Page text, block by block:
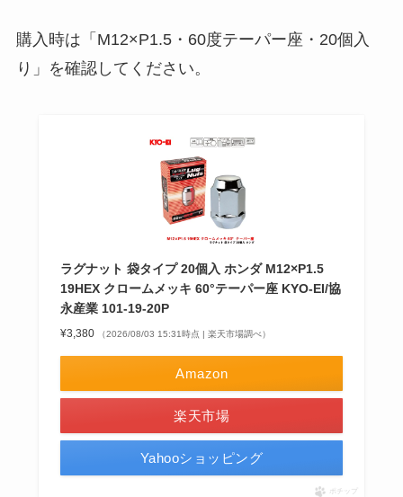
購入時は「M12×P1.5・60度テーパー座・20個入
り」を確認してください。
ラグナット 袋タイプ 20個入 ホンダ M12×P1.5
19HEX クロームメッキ 60°テーパー座 KYO-EI/協
永産業 101-19-20P
¥3,380 （2026/08/03 15:31時点 | 楽天市場調べ）
Amazon
楽天市場
Yahooショッピング
ポチップ